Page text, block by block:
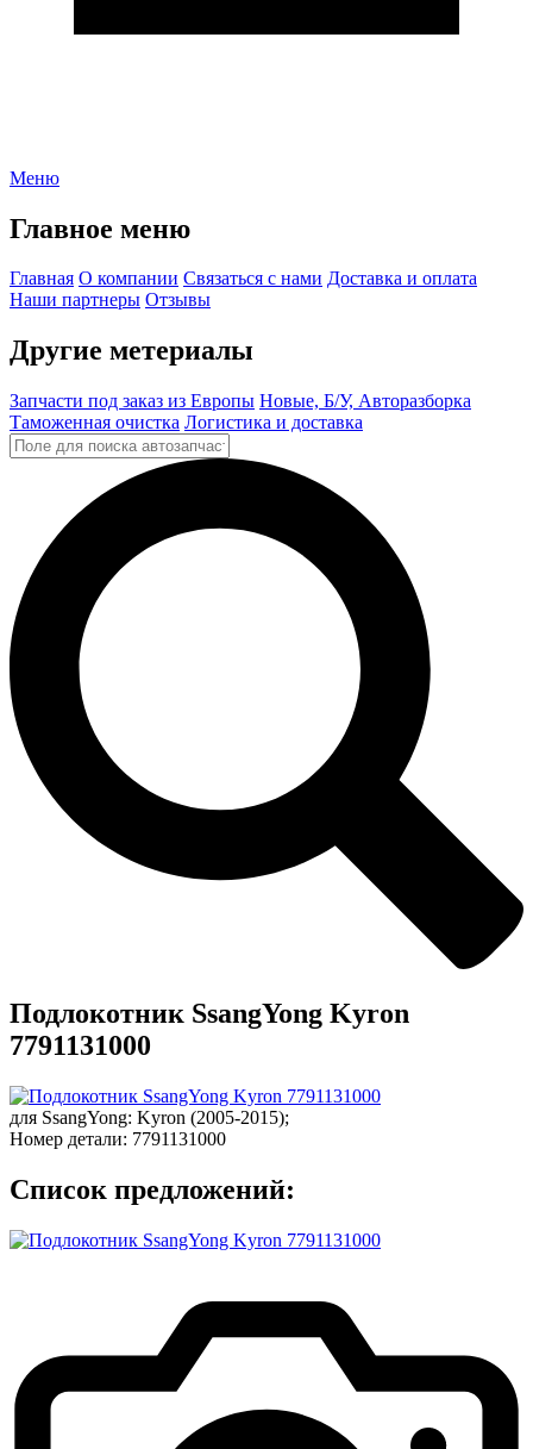
Меню
Главное меню
Главная О компании Связаться с нами Доставка и оплата
Наши партнеры Отзывы
Другие метериалы
Запчасти под заказ из Европы Новые, Б/У, Авторазборка
Таможенная очистка Логистика и доставка
Подлокотник SsangYong Kyron
7791131000
для SsangYong: Kyron (2005-2015);
Номер детали: 7791131000
Список предложений: